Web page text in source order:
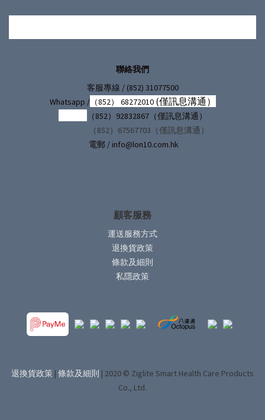
聯絡我們
客服專線 / (852) 31077500
Whatsapp /（852） 68272010 (僅訊息溝通）
（852）92832867（僅訊息溝通）
（852）67567703（僅訊息溝通）
電郵 / info@lon10.com.hk
顧客服務
運送服務方式
退換貨政策
條款及細則
私隱政策
退換貨政策 | 條款及細則 | 2020 © Ziglite Smart Health Care Products
Co., Ltd.